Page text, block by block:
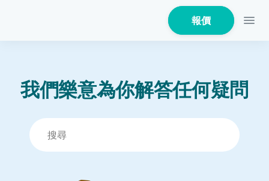
報價
家居保險
我們樂意為你解答任何疑問